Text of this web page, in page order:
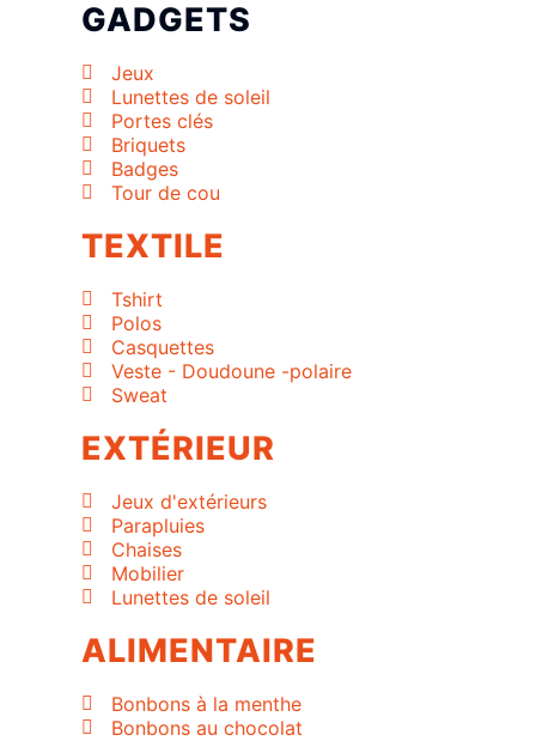
GADGETS
Jeux
Lunettes de soleil
Portes clés
Briquets
Badges
Tour de cou
TEXTILE
Tshirt
Polos
Casquettes
Veste - Doudoune -polaire
Sweat
EXTÉRIEUR
Jeux d'extérieurs
Parapluies
Chaises
Mobilier
Lunettes de soleil
ALIMENTAIRE
Bonbons à la menthe
Bonbons au chocolat